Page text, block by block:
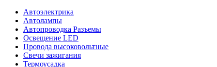
Автоэлектрика
Автолампы
Автопроводка Разъемы
Освещение LED
Провода высоковольтные
Свечи зажигания
Термоусадка